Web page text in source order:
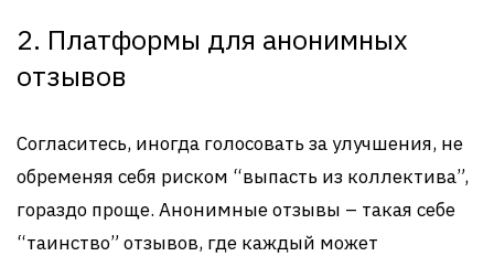
2. Платформы для анонимных
отзывов
Согласитесь, иногда голосовать за улучшения, не
обременяя себя риском “выпасть из коллектива”,
гораздо проще. Анонимные отзывы – такая себе
“таинство” отзывов, где каждый может